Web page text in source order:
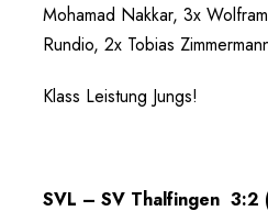
Mohamad Nakkar, 3x
Rundio, 2x Tobias
Klass Leistung Jungs!
SVL – SV Thalfingen 3:2